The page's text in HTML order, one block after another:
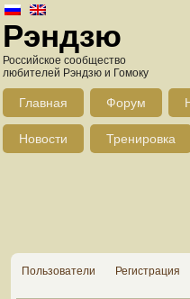
Рэндзю
Российское сообщество
любителей Рэндзю и Гомоку
Главная Форум
Новости Тренировка
Пользователи Регистрация